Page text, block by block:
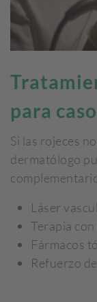
para
Si las rojeces
dermatólogo
Láser
Terapia
Fármacos
Refuerzo